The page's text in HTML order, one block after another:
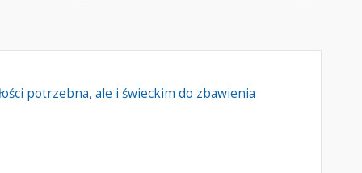
potrzebna, ale i świeckim do zbawienia